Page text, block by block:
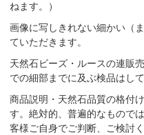
ねます。）
画像に写しきれない細かい（
ていただきます。
天然石ビーズ・ルースの連販
での細部までに及ぶ検品はして
商品説明・天然石品質の格付
す。絶対的、普遍的なもので
客様ご自身でご判断、ご検討く